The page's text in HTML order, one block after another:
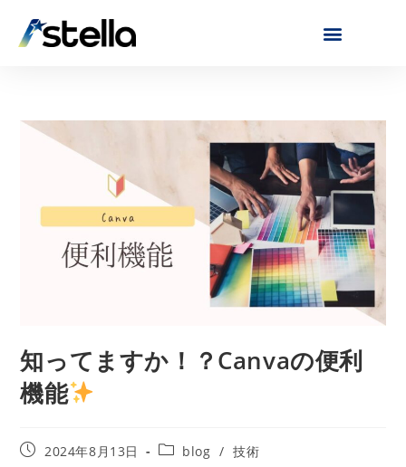
知ってますか！？Canvaの便利
機能
2024年8月13日 blog / 技術